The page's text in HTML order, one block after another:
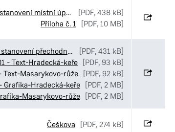
Návrh stanovení místní úpravy provozu v ulicích Luční_Ve Stezkách a K Pardubičkám
[PDF, 438 kB]
Příloha č. 1 [PDF, 10 MB]
vv oop stanovení přechodné úpravy MOI středové ostrůvky
[PDF, 431 kB]
- Text-Hradecká-keře [PDF, 93 kB]
Text-Masarykovo-růže [PDF, 92 kB]
Grafika-Hradecká-keře [PDF, 2 MB]
Masarykovo-růže [PDF, 2 MB]
Češkova [PDF, 274 kB]